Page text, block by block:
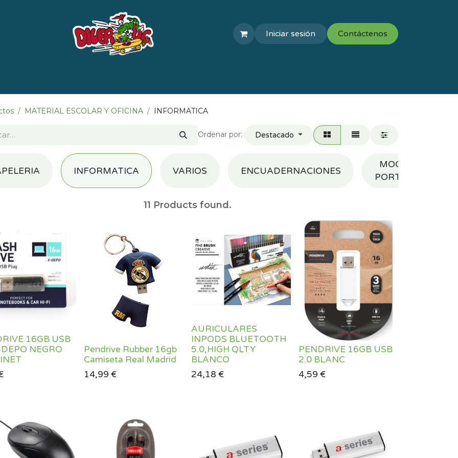
Iniciar sesión Contáctenos
MATERIAL ESCOLAR Y OFICINA INFORMATICA
Ordenar por: Destacado
INFORMATICA VARIOS ENCUADERNACIONES
MOCHILAS Y
PORTATODOS
11 Products found.
16GB USB
NEGRO
Pendrive Rubber 16gb
Camiseta Real Madrid
14,99 €
AURICULARES
INPODS BLUETOOTH
5.0,HIGH QLTY
BLANCO
24,18 €
PENDRIVE 16GB USB
2.0 BLANC
4,59 €